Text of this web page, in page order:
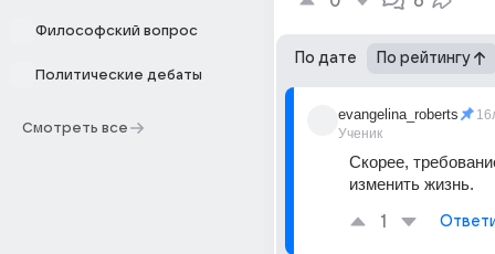
Философский вопрос
Политические дебаты
Смотреть все
По дате По рейтингу
evangelina_roberts
Ученик
Скорее,
изменить жизнь.
1